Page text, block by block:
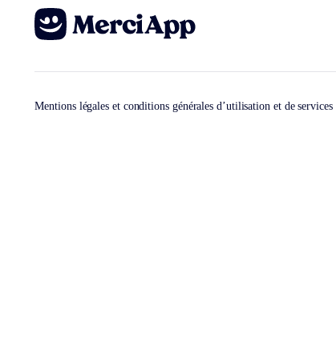
Mentions légales et conditions générales d’utilisation et de services